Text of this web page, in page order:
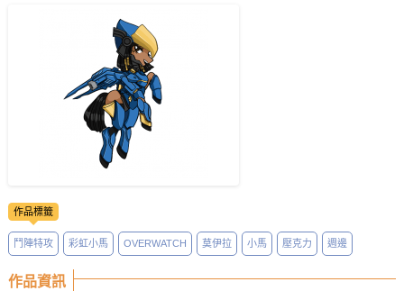
註冊會員
登入
作品標籤
鬥陣特攻 彩虹小馬 OVERWATCH 莫伊拉 小馬 壓克力 週邊
作品資訊